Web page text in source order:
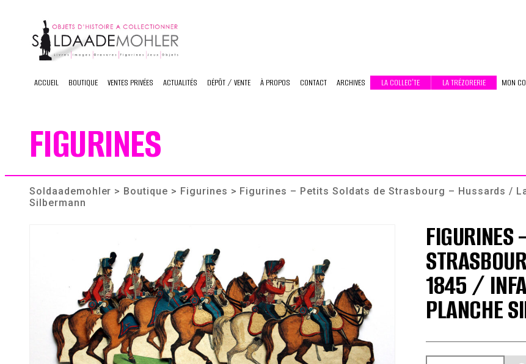
content
ACCUEIL BOUTIQUE VENTES PRIVÉES ACTUALITÉS DÉPÔT / VENTE À PROPOS CONTACT ARCHIVES LA COLLEC’TE LA TRÉZORERIE MON
FIGURINES
Soldaademohler > Boutique > Figurines > Figurines – Petits Soldats de Strasbourg – Hussards /
Silbermann
FIGURINES
1845 /
PLANCHE